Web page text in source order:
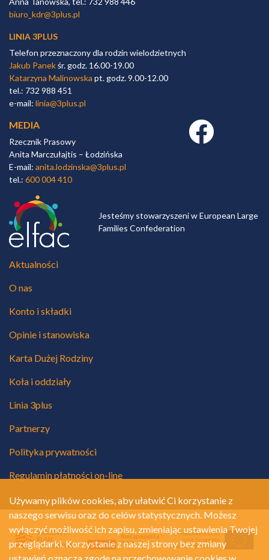
biuro_kdr@3plus.pl
LINIA 3PLUS
Telefon przeznaczony dla rodzin wielodzietnych
Jakub Panekśr. godz. 16.00-19.00
Katarzyna Malinowska pt. godz. 9.00-12.00
tel.: 732 988 451
e-mail: linia@3plus.pl
MEDIA
Rzecznik Prasowy
Anita Marczułajtis – Łodzińska
E-mail: anita.lodzinska@3plus.pl
tel.: 600 004 410
Facebook link
Jesteśmy stowarzyszeni w European Large
Families Confederation
Aktualności
O nas
Konto i składki
Opinie i stanowiska
Karta Dużej Rodziny
Koła i oddziały
Linia 3plus
Partnerzy
Polityka prywatności
Regulamin płatności on-line
Używamy plików cookies, aby ułatwić Ci korzystanie z
naszego serwisu oraz do celów statystycznych. Możesz
wyłączyć możliwość ich zapisu, zmieniając ustawienia Twojej
przeglądarki. Korzystanie z naszej strony bez zmiany